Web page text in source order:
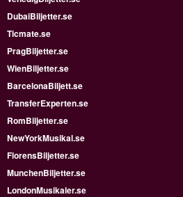
DubaiBiljetter.se
Ticmate.se
PragBiljetter.se
WienBiljetter.se
BarcelonaBiljett.se
TransferExperten.se
RomBiljetter.se
NewYorkMusikal.se
FlorensBiljetter.se
MunchenBiljetter.se
LondonMusikaler.se